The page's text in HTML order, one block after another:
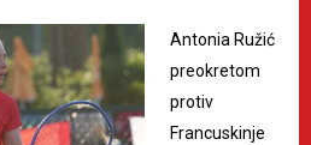
Antonia Ružić
preokretom
protiv
Francuskinje